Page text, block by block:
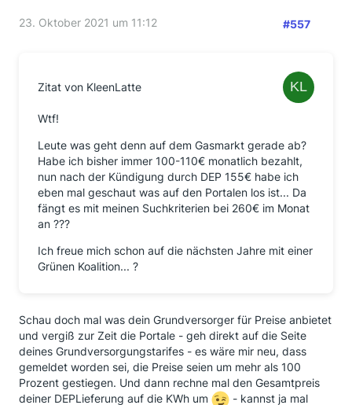
Grund gab das Unternehmen an, wegen
zugesichert werden.
Kritik am Vorgehen der DEP
Lenia Baga, Juristin bei der Verbraucherzentrale
Schleswig-Holstein (VZSH), kritisiert das
Geschäftsmodell des Energieversorgers. „Während
der Sommermonate diesen Jahres hat die DEP von
den hohen Grundpreisen profitiert. Für die
Kundschaft würde sich so ein Tarif mit niedrigem
Doch dazu kommt es nicht, weil das Unternehmen
vorher sämtlichen Kunden gekündigt hat.“ Zurzeit
und belastet viele Haushalte. Gerade jetzt, wo die
Energiekosten ohnehin deutlich steigen, bringt das
Betroffene in eine schwierige Situation“, so Lenia
Baga. Diese sind verunsichert und müssen nun
kurzfristig einen neuen Vertrag abschließen.
23. Oktober 2021 um 11:12 #557
Zitat von KleenLatte
Wtf!
Leute was geht denn auf dem Gasmarkt gerade ab?
Habe ich bisher immer 100-110€ monatlich bezahlt,
nun nach der Kündigung durch DEP 155€ habe ich
eben mal geschaut was auf den Portalen los ist... Da
fängt es mit meinen Suchkriterien bei 260€ im Monat
an ???
Ich freue mich schon auf die nächsten Jahre mit einer
Grünen Koalition... ?
Schau doch mal was dein Grundversorger für Preise anbietet
und vergiß zur Zeit die Portale - geh direkt auf die Seite
deines Grundversorgungstarifes - es wäre mir neu, dass
gemeldet worden sei, die Preise seien um mehr als 100
Prozent gestiegen. Und dann rechne mal den Gesamtpreis
deiner DEPLieferung auf die KWh um
- kannst ja mal